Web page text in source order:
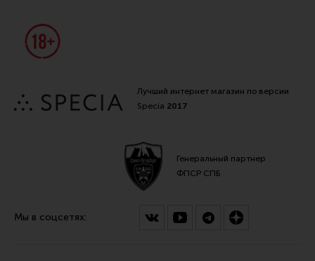
Лучший интернет магазин по версии
Specia 2017
Генеральный партнер
ФПСР СПБ
Мы в соцсетях: